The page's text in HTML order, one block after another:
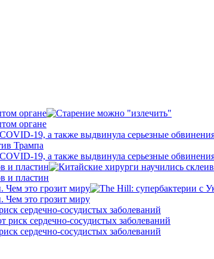
органе
органе
19, а также выдвинула серьезные
19, а также выдвинула серьезные
и пластин
и пластин
Чем это грозит миру
Чем это грозит миру
сердечно-сосудистых заболеваний
сердечно-сосудистых заболеваний